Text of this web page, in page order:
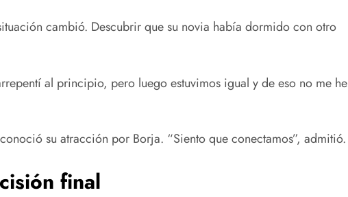
cambió. Descubrir que su novia había dormido con otro
al principio, pero luego estuvimos igual y de eso no me he
su atracción por Borja. “Siento que conectamos”, admitió.
final